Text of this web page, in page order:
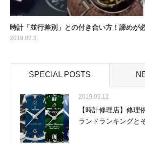
時計「並行差別」との付き合い方！諦めが
2019.03.3
SPECIAL POSTS
2019.09.12
【時計修理店】修理
ランドランキングと